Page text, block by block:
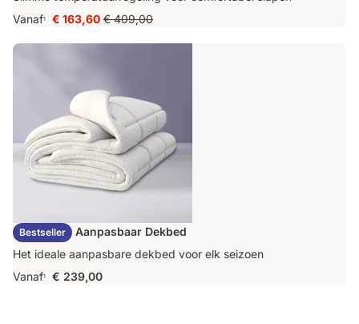
Vanaf1
Prijs
€ 163,60
€ 163,60 Oorspronkelijke
prijs
€ 409,00
Bestseller
Emma Duo Aanpasbaar Dekbed
Het ideale aanpasbare dekbed voor elk seizoen
Vanaf1 € 239,00